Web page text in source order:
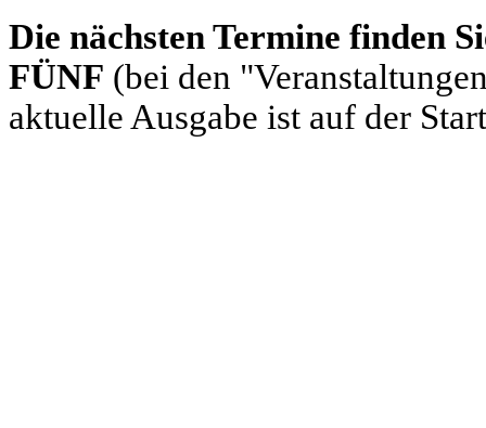
Die nächsten Termine finden
FÜNF (bei den
aktuelle Ausgabe ist auf der